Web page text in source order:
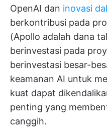
OpenAI dan inovasi
berkontribusi pada
(Apollo adalah dana
berinvestasi pada
berinvestasi besar-
keamanan AI untuk
kuat dapat
penting yang
canggih.